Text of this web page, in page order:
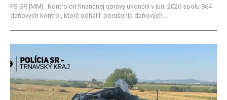
FS SR |MM| Kontrolóri finančnej správy ukončili v júni 2026 spolu 864
daňových kontrol, ktoré odhalili porušenia daňových...